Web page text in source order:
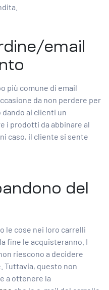
email
più comune di email
da non perdere per
ai clienti un
i prodotti da abbinare al
caso, il cliente si sente
del
le cose nei loro carrelli
fine le acquisteranno. I
riescono a decidere
Tuttavia, questo non
a ottenere la